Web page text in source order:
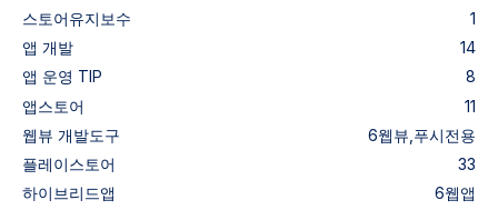
스토어유지보수
1
앱 개발
14
앱 운영 TIP
8
앱스토어
11
웹뷰
웹뷰,푸시전용
개발도구
6
플레이스토어
33
하이브리드앱
웹앱
6